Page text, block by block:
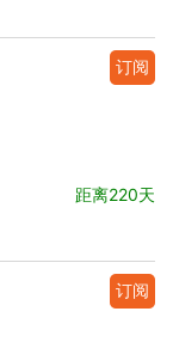
订阅
距离220天
订阅